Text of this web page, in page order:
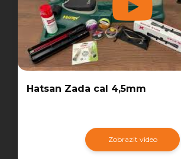
Hatsan Zada cal 4,5mm
Zobrazit video